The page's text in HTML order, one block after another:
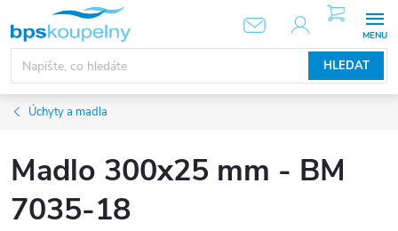
obsah
HLEDAT
NÁKUPNÍ
KOŠÍK
Úchyty a madla
Madlo 300x25 mm - BM
7035-18